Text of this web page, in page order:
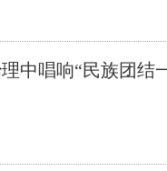
中唱响“民族团结